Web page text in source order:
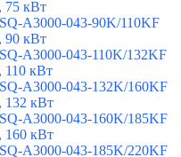
75 кВт
A3000-043-90K/110KF
90 кВт
A3000-043-110K/132KF
110 кВт
A3000-043-132K/160KF
132 кВт
A3000-043-160K/185KF
160 кВт
A3000-043-185K/220KF